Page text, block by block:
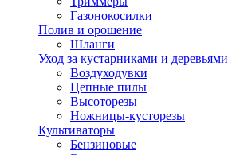
Газонокосилки
Полив и орошение
Шланги
Уход за кустарниками и деревьями
Воздуходувки
Цепные пилы
Высоторезы
Ножницы-кусторезы
Культиваторы
Бензиновые